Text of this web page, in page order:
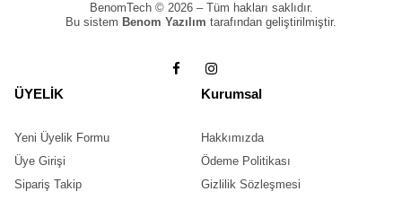
BenomTech © 2026 – Tüm hakları saklıdır.
Bu sistem Benom Yazılım tarafından geliştirilmiştir.
ÜYELİK
Yeni Üyelik Formu
Üye Girişi
Sipariş Takip
Kurumsal
Hakkımızda
Ödeme Politikası
Gizlilik Sözleşmesi